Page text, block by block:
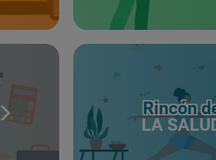
Rincón
LA